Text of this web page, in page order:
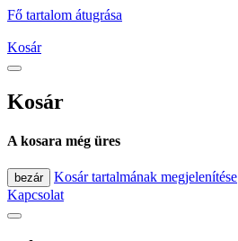
Fő tartalom átugrása
Kosár
Kosár
A kosara még üres
bezár
Kosár tartalmának megjelenítése
Kapcsolat